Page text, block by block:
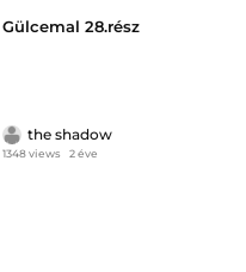
Gülcemal 28.rész
the shadow
1348 views 2 éve